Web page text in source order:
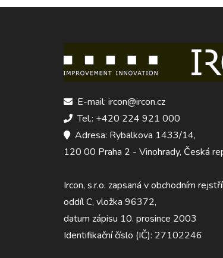
E-mail: ircon@ircon.cz
Tel.: +420 224 921 000
Adresa: Rybalkova 1433/14,
120 00 Praha 2 - Vinohrady, Česká
Ircon, s.r.o. zapsaná v obchodním
oddíl C, vložka 96372,
datum zápisu 10. prosince 2003
Identifikační číslo (IČ): 27102246